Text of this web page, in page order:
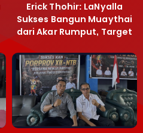
Erick Thohir: LaNyalla
Sukses Bangun Muaythai
dari Akar Rumput, Target